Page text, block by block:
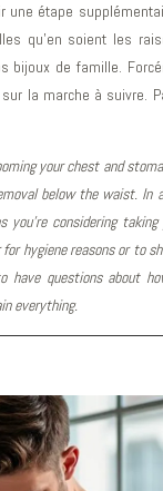
une étape
qu’en soient les
bijoux de famille.
la marche à suivre.
your chest and
below the waist. In
you’re considering
hygiene reasons or to
have questions about
everything.